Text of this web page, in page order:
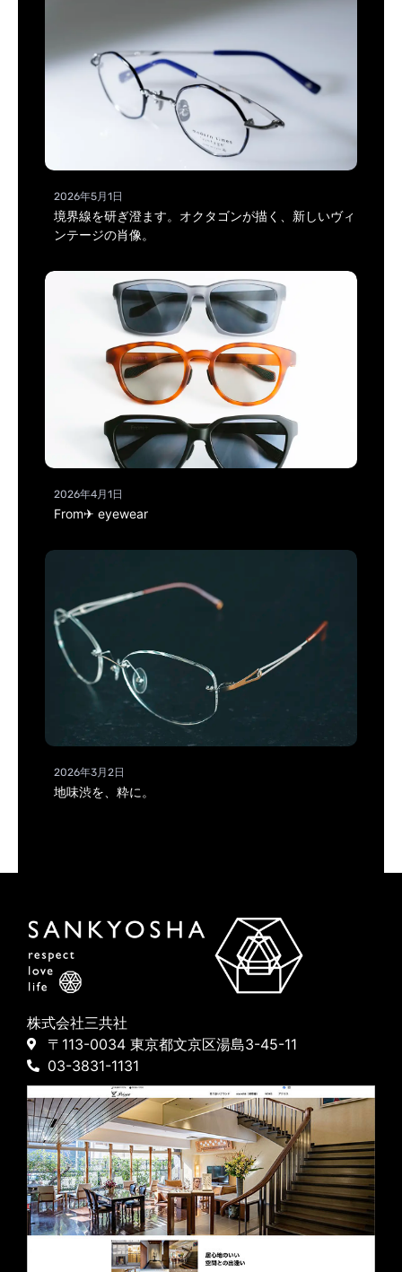
2026年5月1日
境界線を研ぎ澄ます。オクタゴンが描く、新しいヴィ
ンテージの肖像。
2026年4月1日
From✈ eyewear
2026年3月2日
地味渋を、粋に。
株式会社三共社
〒113-0034 東京都文京区湯島3-45-11
03-3831-1131